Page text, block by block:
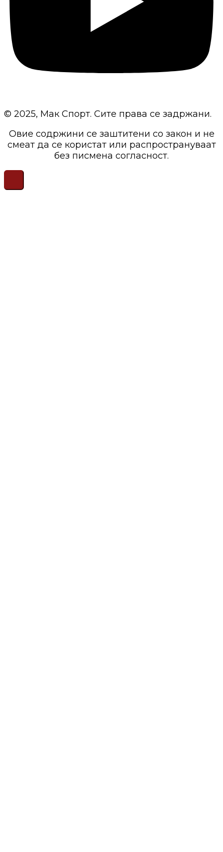
© 2025, Мак Спорт. Сите права се задржани.
Овие содржини се заштитени со закон и не
смеат да се користат или распространуваат
без писмена согласност.